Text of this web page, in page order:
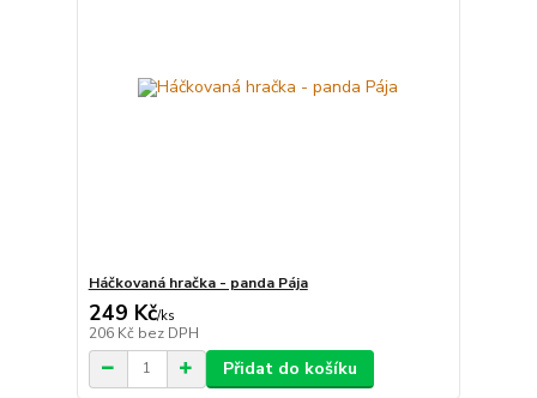
Háčkovaná hračka - panda Pája
249 Kč/ks
206 Kč bez DPH
Přidat do košíku